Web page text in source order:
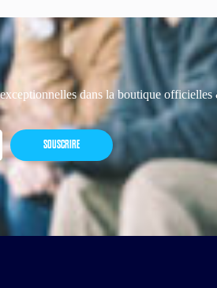
dans la boutique officielles
SOUSCRIRE